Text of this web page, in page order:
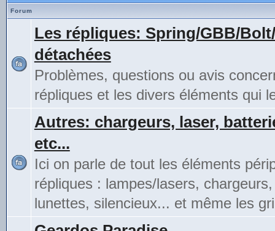
Forum
Les répliques: Spring/GBB/
détachées
Problèmes, questions ou avis
répliques et les divers éléments qui
Autres: chargeurs, laser,
etc...
Ici on parle de tout les éléments
répliques : lampes/lasers,
lunettes, silencieux... et même les